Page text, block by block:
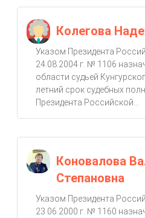
Колегова
Указом Президента
24.08.2004 г. № 1106
области судьей
летний срок судебных
Президента Российской...
Коновалова
Степановна
Указом Президента
23.06.2000 г. № 1160